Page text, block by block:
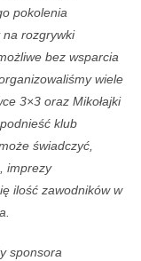
pokolenia
na rozgrywki
bez wsparcia
wiele
3×3 oraz Mikołajki
klub
świadczyć,
imprezy
ilość zawodników w
sponsora